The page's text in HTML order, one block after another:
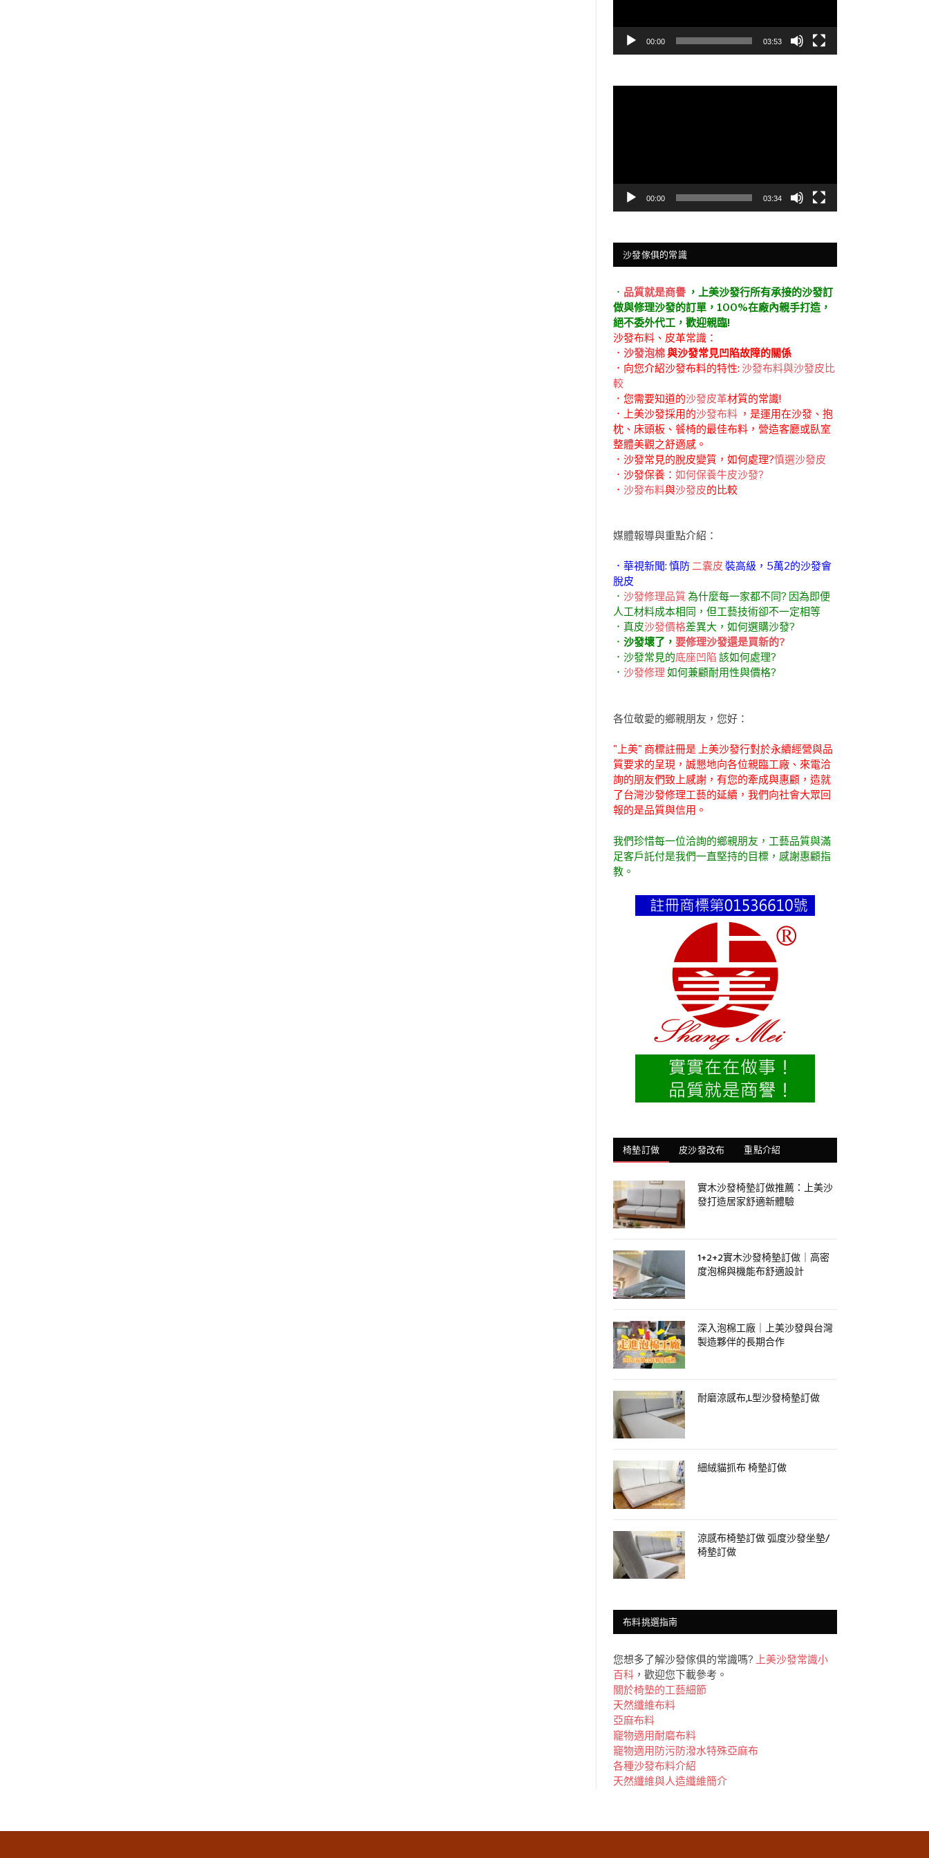
00:00 03:53
00:00 03:34
沙發傢俱的常識
． 品質就是商譽 ，上美沙發行所有承接的沙發訂
做與修理沙發的訂單，100%在廠內親手打造，
絕不委外代工，歡迎親臨!
沙發布料、皮革常識：
． 沙發泡棉與沙發常見凹陷故障的關係
．向您介紹沙發布料的特性: 沙發布料與沙發皮比
較
．您需要知道的沙發皮革材質的常識!
．上美沙發採用的沙發布料 ，是運用在沙發、抱
枕、床頭板、餐椅的最佳布料，營造客廳或臥室
整體美觀之舒適感。
．沙發常見的脫皮變質，如何處理?慎選沙發皮
．沙發保養： 如何保養牛皮沙發?
． 沙發布料與沙發皮的比較
媒體報導與重點介紹：
．華視新聞: 慎防二囊皮 裝高級，5萬2的沙發會
脫皮
． 沙發修理品質為什麼每一家都不同? 因為即便
人工材料成本相同，但工藝技術卻不一定相等
．真皮沙發價格差異大，如何選購沙發?
． 沙發壞了， 要修理沙發還是買新的?
．沙發常見的底座凹陷 該如何處理?
． 沙發修理 如何兼顧耐用性與價格?
各位敬愛的鄉親朋友，您好：
"上美" 商標註冊是 上美沙發行對於永續經營與品
質要求的呈現，誠懇地向各位親臨工廠、來電洽
詢的朋友們致上感謝，有您的牽成與惠顧，造就
了台灣沙發修理工藝的延續，我們向社會大眾回
報的是品質與信用。
我們珍惜每一位洽詢的鄉親朋友，工藝品質與滿
足客戶託付是我們一直堅持的目標，感謝惠顧指
教。
椅墊訂做 皮沙發改布 重點介紹
實木沙發椅墊訂做推薦：上美沙
發打造居家舒適新體驗
1+2+2實木沙發椅墊訂做｜高密
度泡棉與機能布舒適設計
深入泡棉工廠｜上美沙發與台灣
製造夥伴的長期合作
耐磨涼感布,L型沙發椅墊訂做
細絨貓抓布 椅墊訂做
涼感布椅墊訂做 弧度沙發坐墊/
椅墊訂做
布料挑選指南
您想多了解沙發傢俱的常識嗎?
上美沙發常識小
百科 ，歡迎您下載參考。
關於椅墊的工藝細節
天然纖維布料
亞麻布料
竉物適用耐磨布料
竉物適用防污防潑水特殊亞麻布
各種沙發布料介紹
天然纖維與人造纖維簡介